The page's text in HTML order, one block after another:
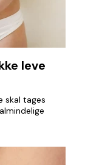
leve
skal tages